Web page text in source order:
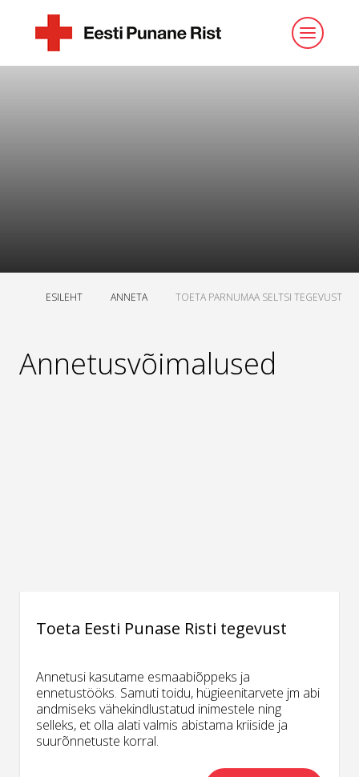
ESILEHT ANNETA TOETA PARNUMAA SELTSI TEGEVUST
Annetusvõimalused
Toeta Eesti Punase Risti tegevust
Annetusi kasutame esmaabiõppeks ja
ennetustööks. Samuti toidu, hügieenitarvete jm abi
andmiseks vähekindlustatud inimestele ning
selleks, et olla alati valmis abistama kriiside ja
suurõnnetuste korral.